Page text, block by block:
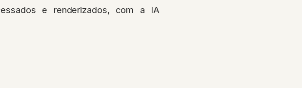
e renderizados, com a IA